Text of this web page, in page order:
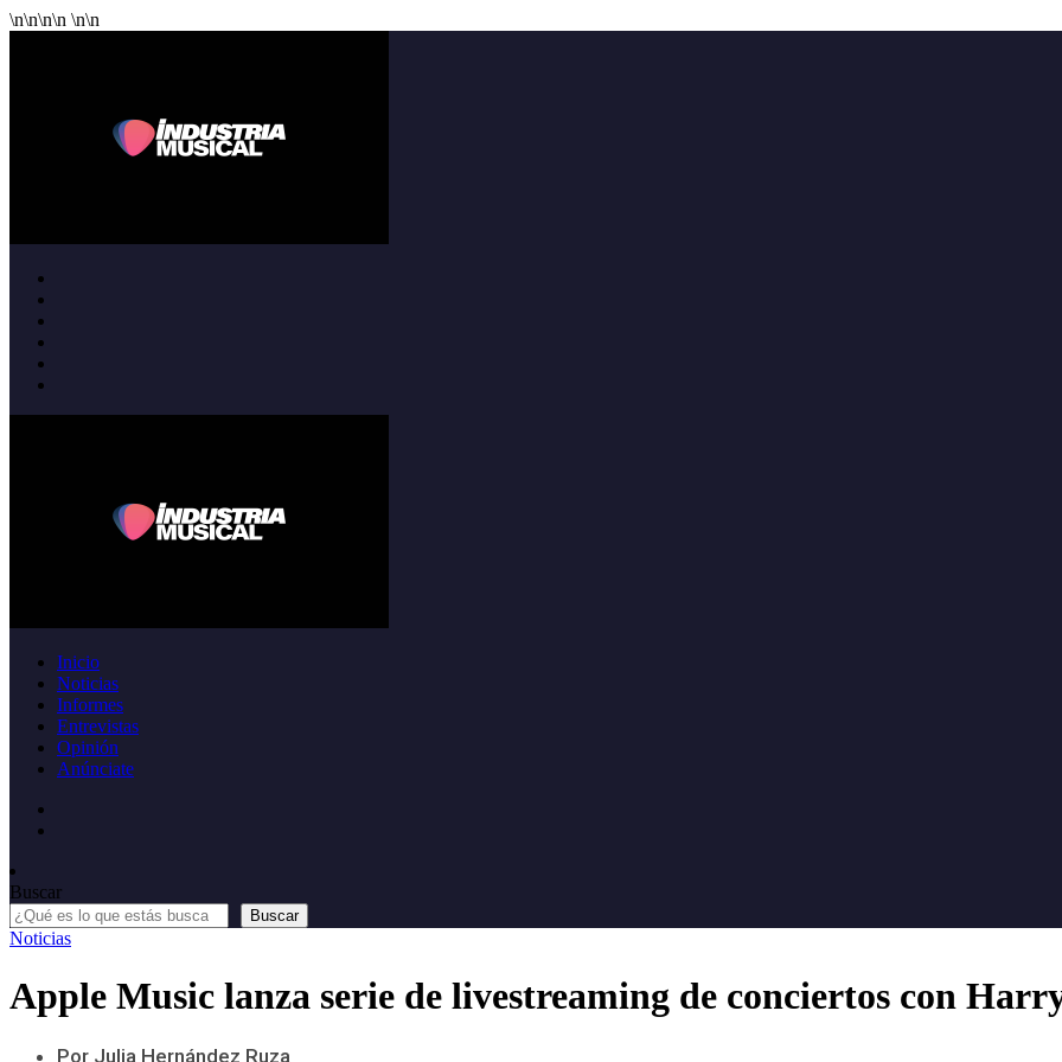
\n\n\n\n \n\n
Inicio
Noticias
Informes
Entrevistas
Opinión
Anúnciate
Buscar
Buscar
Noticias
Apple Music lanza serie de livestreaming de conciertos con
Por Julia Hernández Ruza